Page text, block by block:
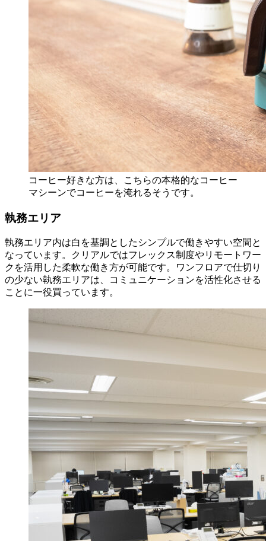
コーヒー好きな方は、こちらの本格的なコーヒー
マシーンでコーヒーを淹れるそうです。
執務エリア
執務エリア内は白を基調としたシンプルで働きやすい空間と
なっています。クリアルではフレックス制度やリモートワー
クを活用した柔軟な働き方が可能です。ワンフロアで仕切り
の少ない執務エリアは、コミュニケーションを活性化させる
ことに一役買っています。